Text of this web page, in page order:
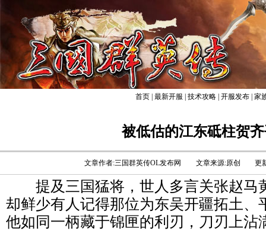
首页| 最新开服 技术攻略| 开服发布| 家
被低估的江东砥柱贺
文章作者:三国群英传OL发布网 文章来源:原创 更
提及三国猛将，世人多言关张赵马
却鲜少有人记得那位为东吴开疆拓土、
他如同一柄藏于锦匣的利刃，刀刃上沾